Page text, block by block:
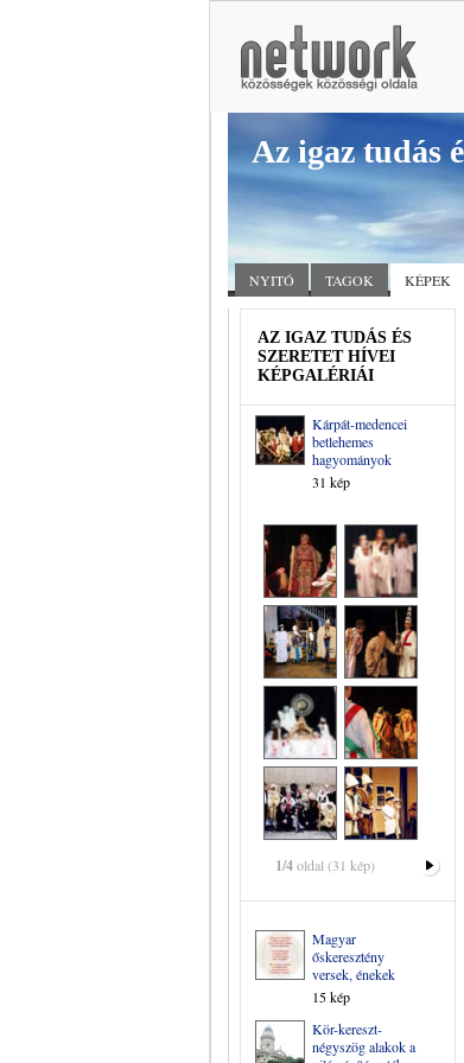
Az igaz tudás
NYITÓ TAGOK KÉPEK
AZ IGAZ TUDÁS ÉS
SZERETET HÍVEI
KÉPGALÉRIÁI
Kárpát-medencei
betlehemes
hagyományok
31 kép
1/4oldal (31 kép)
Magyar
őskeresztény
versek, énekek
15 kép
Kör-kereszt-
négyszög alakok a